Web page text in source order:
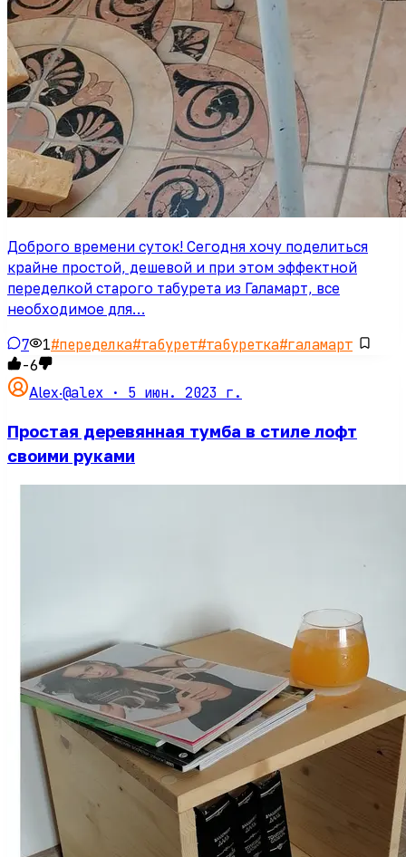
Доброго времени суток! Сегодня хочу поделиться
крайне простой, дешевой и при этом эффектной
переделкой старого табурета из Галамарт, все
необходимое для…
7 1#переделка#табурет#табуретка#галамарт
-6
Alex·@alex · 5 июн. 2023 г.
Простая деревянная тумба в стиле лофт
своими руками